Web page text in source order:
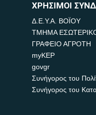
ΧΡΗΣΙΜΟΙ
Δ.Ε.Υ.Α. ΒΟΪΟΥ
ΤΜΗΜΑ
ΓΡΑΦΕΙΟ ΑΓΡΟΤΗ
myKEP
govgr
Συνήγορος του
Συνήγορος του